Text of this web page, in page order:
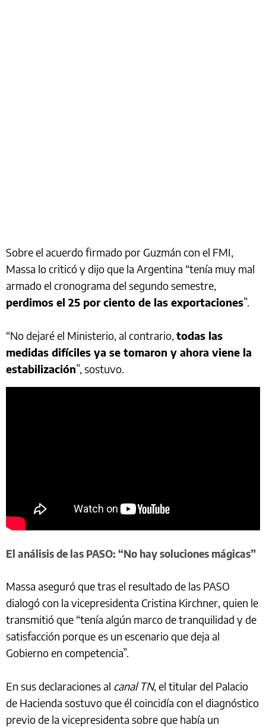
Sobre el acuerdo firmado por Guzmán con el FMI,
Massa lo criticó y dijo que la Argentina “tenía muy mal
armado el cronograma del segundo semestre,
perdimos el 25 por ciento de las exportaciones”.
“No dejaré el Ministerio, al contrario, todas las
medidas difíciles ya se tomaron y ahora viene la
estabilización”, sostuvo.
El análisis de las PASO: “No hay soluciones mágicas”
Massa aseguró que tras el resultado de las PASO
dialogó con la vicepresidenta Cristina Kirchner, quien le
transmitió que “tenía algún marco de tranquilidad y de
satisfacción porque es un escenario que deja al
Gobierno en competencia”.
En sus declaraciones al canal TN, el titular del Palacio
de Hacienda sostuvo que él coincidía con el diagnóstico
previo de la vicepresidenta sobre que había un